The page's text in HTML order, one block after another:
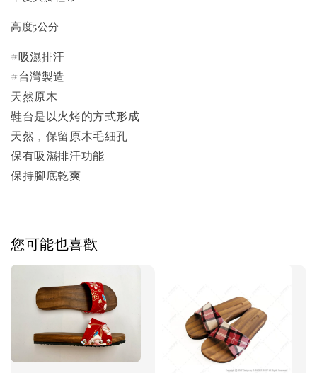
高度5公分
#吸濕排汗
#台灣製造
天然原木
鞋台是以火烤的方式形成
天然﹐保留原木毛細孔
保有吸濕排汗功能
保持腳底乾爽
您可能也喜歡